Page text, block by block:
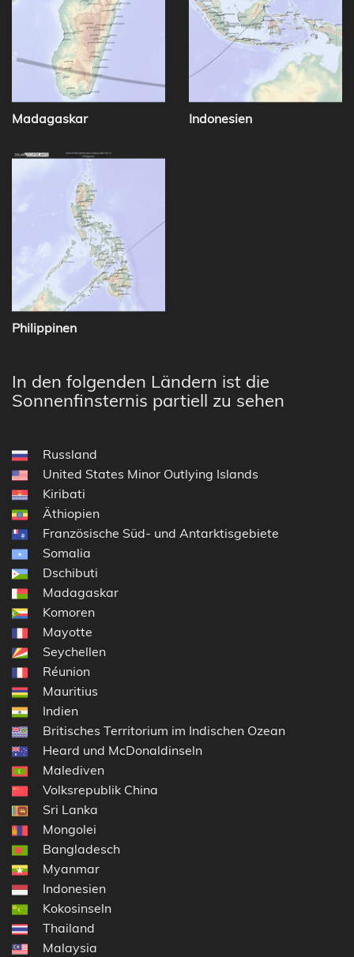
Madagaskar Indonesien
Philippinen
In den folgenden Ländern ist die
Sonnenfinsternis partiell zu sehen
Russland
United States Minor Outlying Islands
Kiribati
Äthiopien
Französische Süd- und Antarktisgebiete
Somalia
Dschibuti
Madagaskar
Komoren
Mayotte
Seychellen
Réunion
Mauritius
Indien
Britisches Territorium im Indischen Ozean
Heard und McDonaldinseln
Malediven
Volksrepublik China
Sri Lanka
Mongolei
Bangladesch
Myanmar
Indonesien
Kokosinseln
Thailand
Malaysia